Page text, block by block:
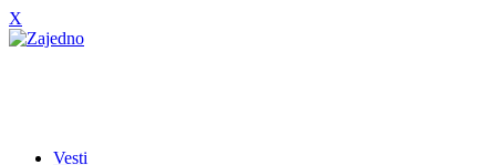
X
Vesti